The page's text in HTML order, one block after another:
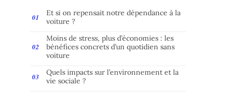
Et si on repensait notre dépendance à la
voiture ?
Moins de stress, plus d’économies : les
bénéfices concrets d’un quotidien sans
voiture
Quels impacts sur l’environnement et la
vie sociale ?